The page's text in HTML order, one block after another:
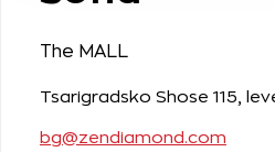
The MALL
Tsarigradsko Shose 115,
bg@zendiamond.com